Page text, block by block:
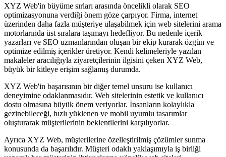
XYZ Web'in büyüme sırları arasında öncelikli olarak SEO
optimizasyonuna verdiği önem göze çarpıyor. Firma, internet
üzerinden daha fazla müşteriye ulaşabilmek için web sitelerini arama
motorlarında üst sıralara taşımayı hedefliyor. Bu nedenle içerik
yazarları ve SEO uzmanlarından oluşan bir ekip kurarak özgün ve
optimize edilmiş içerikler üretiyor. Kendi kelimeleriyle yazılan
makaleler aracılığıyla ziyaretçilerinin ilgisini çeken XYZ Web,
büyük bir kitleye erişim sağlamış durumda.
XYZ Web'in başarısının bir diğer temel unsuru ise kullanıcı
deneyimine odaklanmasıdır. Web sitelerinin estetik ve kullanıcı
dostu olmasına büyük önem veriyorlar. İnsanların kolaylıkla
gezinebileceği, hızlı yüklenen ve mobil uyumlu tasarımlar
oluşturarak müşterilerinin beklentilerini karşılıyorlar.
Ayrıca XYZ Web, müşterilerine özelleştirilmiş çözümler sunma
konusunda da başarılıdır. Müşteri odaklı yaklaşımıyla iş birliği